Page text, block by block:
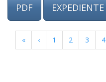
PDF EXPEDIENTE
« ‹ 1 2 3 4